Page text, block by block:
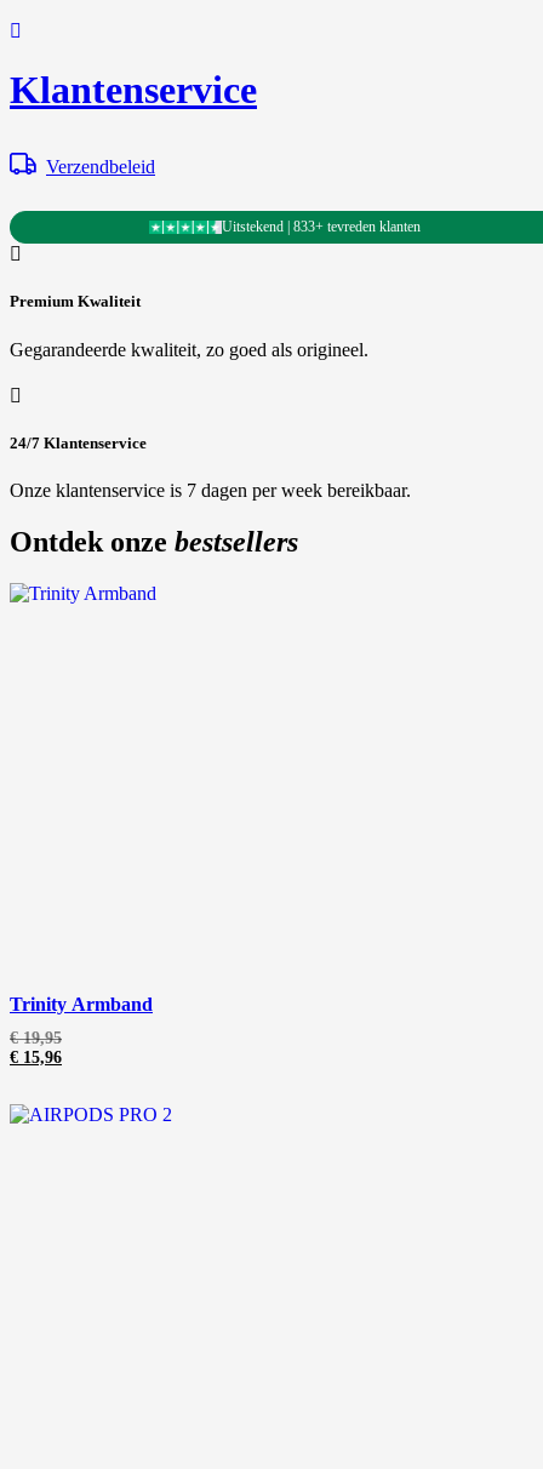
Klantenservice
Verzendbeleid
Uitstekend | 833+ tevreden klanten
Premium Kwaliteit
Gegarandeerde kwaliteit, zo goed als origineel.
24/7 Klantenservice
Onze klantenservice is 7 dagen per week bereikbaar.
Ontdek onze bestsellers
Trinity Armband
€19,95
€ 15,96